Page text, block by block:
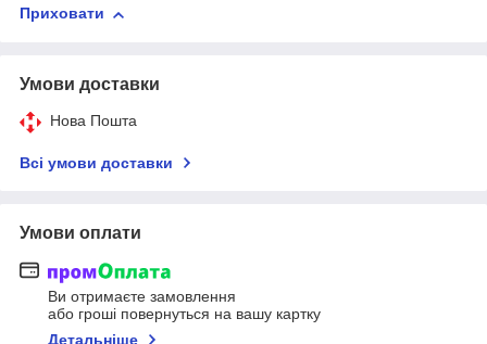
Приховати
Умови доставки
Нова Пошта
Всі умови доставки
Умови оплати
Ви отримаєте замовлення
або гроші повернуться на вашу картку
Детальніше